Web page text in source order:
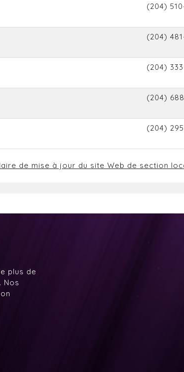
(204)
(204)
(204)
(204)
(204)
de mise à jour du site Web de section
plus de
Nos